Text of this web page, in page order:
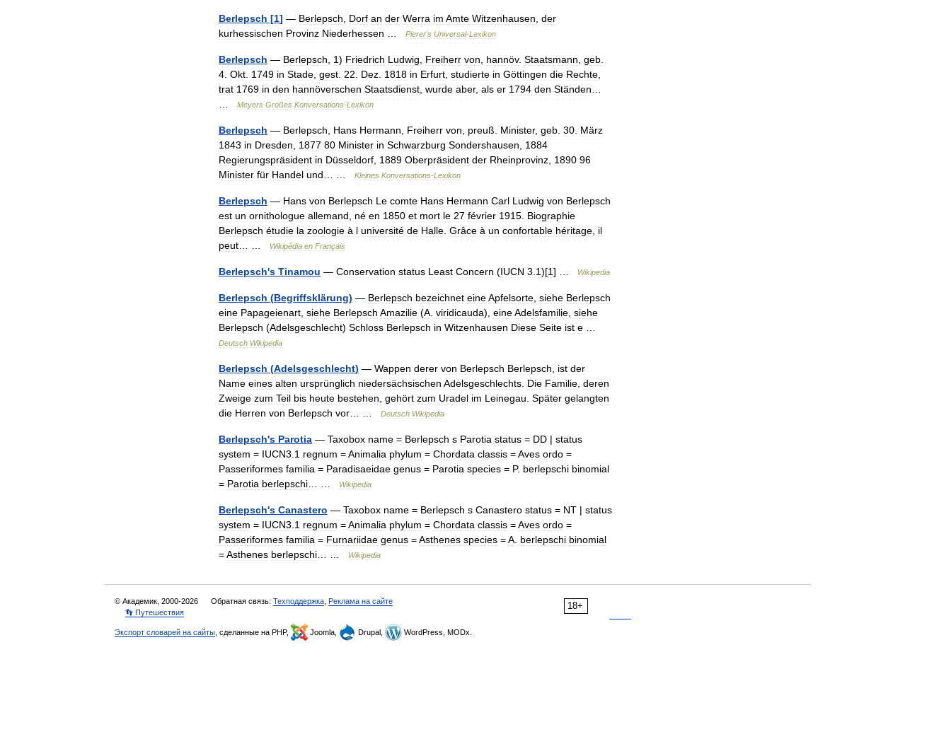
Berlepsch [1] — Berlepsch Dorf an der Werra im Amte Witzenhausen der
kurhessischen Provinz Niederhessen Pierer's Universal-Lexikon
Berlepsch — Berlepsch 1) Friedrich Ludwig Freiherr von hannöv. Staatsmann geb
4 Okt 1749 in Stade gest 22 Dez 1818 in Erfurt studierte in Göttingen die Rechte
trat 1769 in den hannöverschen Staatsdienst wurde aber, als er 1794 den Ständen
Meyers Großes Konversations-Lexikon
Berlepsch — Berlepsch Hans Hermann Freiherr von preuß Minister, geb 30 März
1843 in Dresden 1877 80 Minister in Schwarzburg Sondershausen
1884
Regierungspräsident in Düsseldorf 1889 Oberpräsident der Rheinprovinz 1890 96
Minister für Handel und Kleines Konversations-Lexikon
Berlepsch — Hans von Berlepsch Le comte Hans Hermann Carl Ludwig von Berlepsch
est un ornithologue allemand né en 1850 et mort le 27 février 1915 Biographie
Berlepsch étudie la zoologie à l université de Halle Grâce à un confortable héritage il
peut
Wikipédia en Français
Berlepsch's Tinamou — Conservation status Least Concern (IUCN 3 1)[1] … Wikipedia
Berlepsch (Begriffsklärung) — Berlepsch bezeichnet eineApfelsorte siehe Berlepsch
eine Papageienart siehe Berlepsch Amazilie (A viridicauda), eineAdelsfamilie siehe
Berlepsch (Adelsgeschlecht) Schloss Berlepsch in Witzenhausen Diese Seite ist e
Deutsch Wikipedia
Berlepsch (Adelsgeschlecht) — Wappen derer von Berlepsch Berlepsch ist der
Name eines alten ursprünglich niedersächsischen Adelsgeschlechts Die Familie deren
Zweige zum Teil bis heute bestehen gehört zum Uradel im Leinegau Später gelangten
die Herren von Berlepsch vor Deutsch Wikipedia
Berlepsch's Parotia — Taxobox name = Berlepsch s Parotia status = DD | status
system = IUCN3 1 regnum =Animalia phylum = Chordata classis =Aves ordo =
Passeriformes familia = Paradisaeidae genus = Parotia species = P. berlepschi binomial
= Parotia berlepschi Wikipedia
Berlepsch's Canastero — Taxobox name = Berlepsch s Canastero status = NT | status
system = IUCN3 1 regnum =Animalia phylum = Chordata classis =Aves ordo =
Passeriformes familia = Furnariidae genus =Asthenes species =A berlepschi binomial
=Asthenes berlepschi Wikipedia
18+
© Академик, 2000-2026 Обратная связь: Техподдержка Реклама на сайте
👣 Путешествия
Экспорт словарей на сайты , сделанные на PHP, Joomla, Drupal, WordPress, MODx.